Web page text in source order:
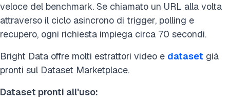
veloce del benchmark. Se chiamato un URL alla volta
attraverso il ciclo asincrono di trigger, polling e
recupero, ogni richiesta impiega circa 70 secondi.
Bright Data offre molti estrattori video e dataset già
pronti sul Dataset Marketplace.
Dataset pronti all'uso: